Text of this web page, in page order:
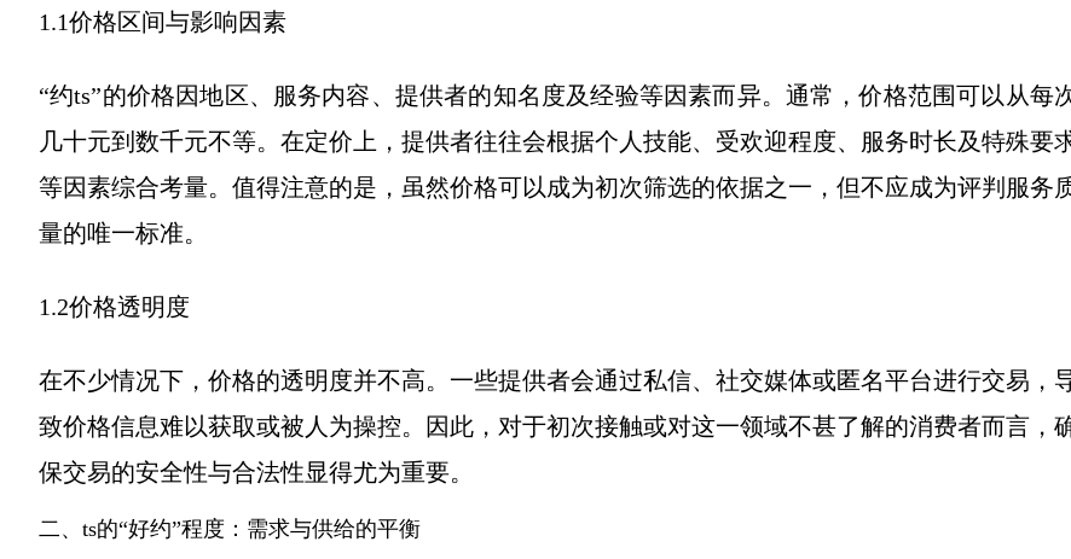
1.1价格区间与影响因素
“约ts”的价格因地区、服务内容、提供者的知名度及经验等因素而异。通常，价格范围可以从每
几十元到数千元不等。在定价上，提供者往往会根据个人技能、受欢迎程度、服务时长及特殊要
等因素综合考量。值得注意的是，虽然价格可以成为初次筛选的依据之一，但不应成为评判服务
量的唯一标准。
1.2价格透明度
在不少情况下，价格的透明度并不高。一些提供者会通过私信、社交媒体或匿名平台进行交易，
致价格信息难以获取或被人为操控。因此，对于初次接触或对这一领域不甚了解的消费者而言，
保交易的安全性与合法性显得尤为重要。
二、ts的“好约”程度：需求与供给的平衡